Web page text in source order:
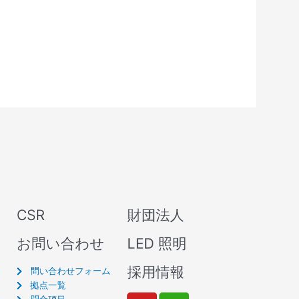
CSR
お問い合わせ
問い合わせフォーム
拠点一覧
財団法人
LED 照明
採用情報